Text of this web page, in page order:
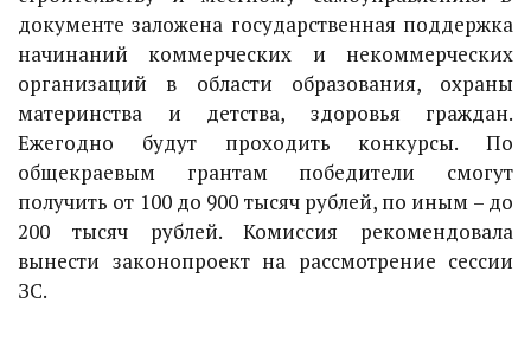
документе заложена государственная поддержка
начинаний коммерческих и некоммерческих
организаций в области образования, охраны
материнства и детства, здоровья граждан.
Ежегодно будут проходить конкурсы. По
общекраевым грантам победители смогут
получить от 100 до 900 тысяч рублей, по иным – до
200 тысяч рублей. Комиссия рекомендовала
вынести законопроект на рассмотрение сессии
ЗС.